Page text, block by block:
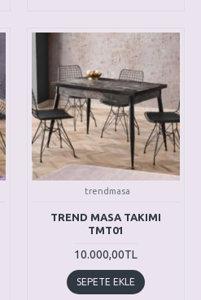
trendmasa
TREND MASA TAKIMI
TMT01
10.000,00TL
SEPETE EKLE